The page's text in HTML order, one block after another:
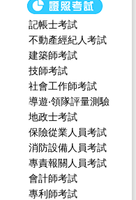
記帳士考試
不動產經紀人考試
建築師考試
技師考試
社會工作師‍考試
導遊‧領隊評量測驗
地政士考試
保險從業人員考試
消防設備人員考試
專責報關人員考試
會計師考試
專利師考試